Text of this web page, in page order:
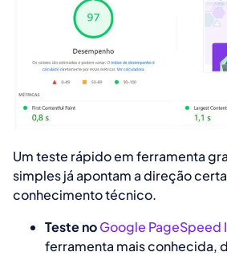
Um teste rápido em ferramenta
simples já apontam a direção
conhecimento técnico.
Teste noGoogle PageSpeed
ferramenta mais conhecida,